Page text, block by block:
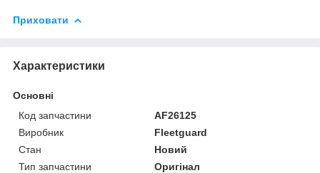
Приховати
Характеристики
Основні
Код запчастини
AF26125
Виробник
Fleetguard
Стан
Новий
Тип запчастини
Оригінал